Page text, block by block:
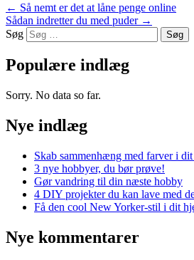
← Så nemt er det at låne penge online
Sådan indretter du med puder →
Søg
Populære indlæg
Sorry. No data so far.
Nye indlæg
Skab sammenhæng med farver i
3 nye hobbyer, du bør prøve!
Gør vandring til din næste hobby
4 DIY projekter du kan lave med
Få den cool New Yorker-stil i dit
Nye kommentarer